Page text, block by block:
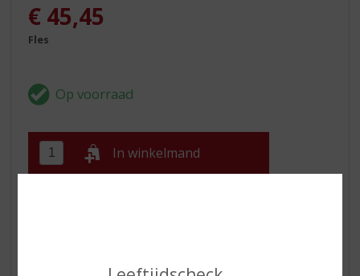
€ 45,45
Fles
In winkelmand